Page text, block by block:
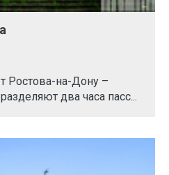
Ростова-на-Дону –
два часа пасс...